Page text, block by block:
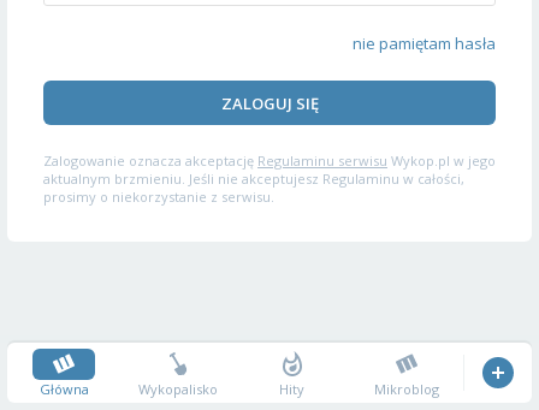
nie pamiętam hasła
ZALOGUJ SIĘ
Zalogowanie oznacza akceptację Regulaminu serwisu Wykop.pl w jego
aktualnym brzmieniu. Jeśli nie akceptujesz Regulaminu w całości,
prosimy o niekorzystanie z serwisu.
Główna Wykopalisko Hity Mikroblog